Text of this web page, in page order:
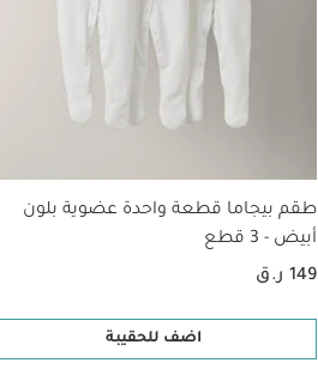
طقم بيجاما قطعة واحدة عضوية بلون
أبيض - 3 قطع
149 ر.ق
اضف للحقيبة